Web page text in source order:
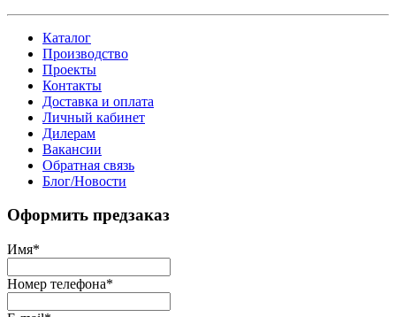
Каталог
Производство
Проекты
Контакты
Доставка и оплата
Личный кабинет
Дилерам
Вакансии
Обратная связь
Блог/Новости
Оформить предзаказ
Имя*
Номер телефона*